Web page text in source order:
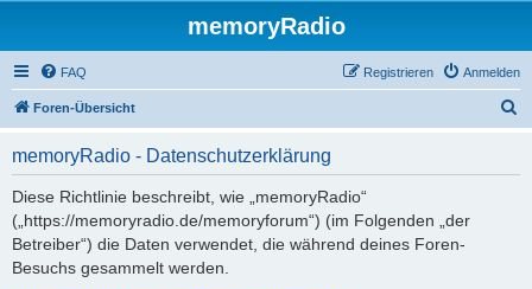
memoryRadio
FAQ Anmelden
Registrieren
Foren-Übersicht
memoryRadio - Datenschutzerklärung
Diese Richtlinie beschreibt, wie „memoryRadio“
(„https://memoryradio.de/memoryforum“) (im Folgenden „der
Betreiber“) die Daten verwendet, die während deines Foren-
Besuchs gesammelt werden.